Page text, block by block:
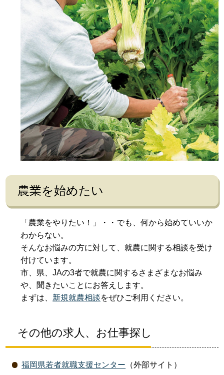
農業を始めたい
「農業をやりたい！」・・でも、何から始めていいか
わからない。
そんなお悩みの方に対して、就農に関する相談を受け
付けています。
市、県、JAの3者で就農に関するさまざまなお悩み
や、聞きたいことにお答えします。
まずは、 新規就農相談をぜひご利用ください。
その他の求人、お仕事探し
福岡県若者就職支援センター （外部サイト）